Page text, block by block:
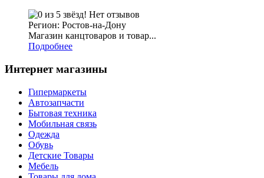
Нет отзывов
Регион: Ростов-на-Дону
Магазин канцтоваров и товар...
Подробнее
Интернет магазины
Гипермаркеты
Автозапчасти
Бытовая техника
Мобильная связь
Одежда
Обувь
Детские Товары
Мебель